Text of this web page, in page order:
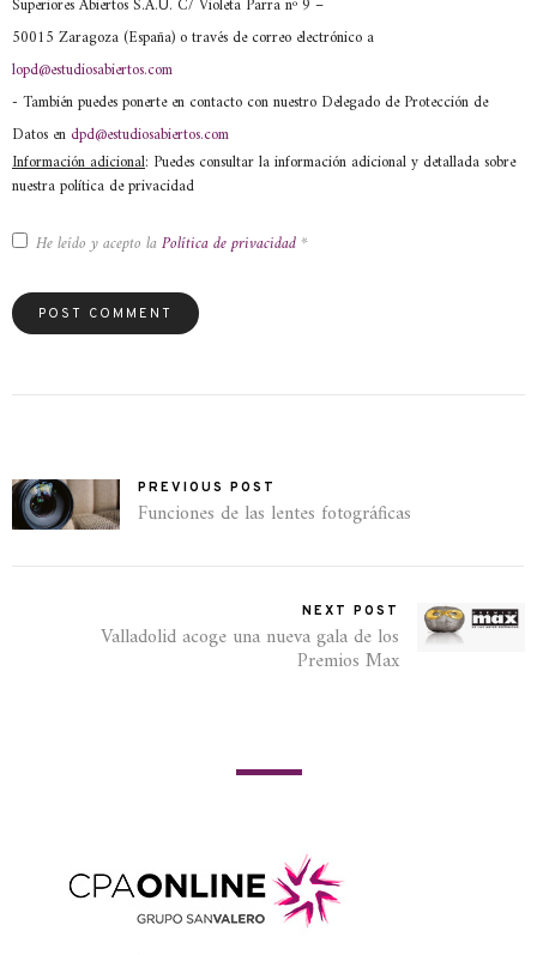
Superiores Abiertos S.A.U. C/ Violeta Parra nº 9 –
50015 Zaragoza (España) o través de correo electrónico a
lopd@estudiosabiertos.com
- También puedes ponerte en contacto con nuestro Delegado de Protección de
Datos en dpd@estudiosabiertos.com
Información adicional: Puedes consultar la información adicional y detallada sobre
nuestra política de privacidad
He leído y acepto la Política de privacidad *
PREVIOUS POST
Funciones de las lentes fotográficas
NEXT POST
Valladolid acoge una nueva gala de los
Premios Max